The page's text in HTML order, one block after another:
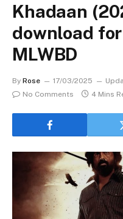
Khadaan
download
MLWBD
By Rose 17/03/2025
No Comments
4 Mins